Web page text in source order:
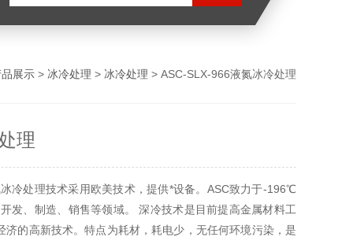
品展示 > 冰冷处理 > 冰冷处理 > ASC-SLX-966液氮冰冷处理
理
冷处理技术采用欧美技术，提供*设备。ASC致力于-196℃
发、制造、销售等领域。 深冷技术是目前提高金属材料工
济的高新技术。特点为耗材，耗电少，无任何环境污染，是